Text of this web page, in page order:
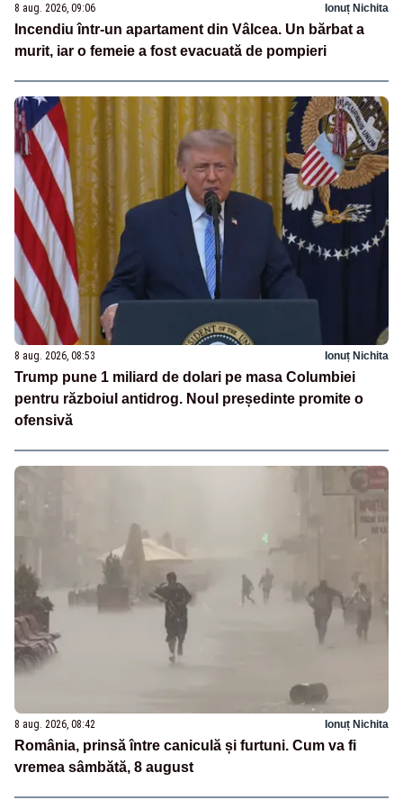
8 aug. 2026, 09:06 Ionuț Nichita
Incendiu într-un apartament din Vâlcea. Un bărbat a
murit, iar o femeie a fost evacuată de pompieri
8 aug. 2026, 08:53 Ionuț Nichita
Trump pune 1 miliard de dolari pe masa Columbiei
pentru războiul antidrog. Noul președinte promite o
ofensivă
8 aug. 2026, 08:42 Ionuț Nichita
România, prinsă între caniculă și furtuni. Cum va fi
vremea sâmbătă, 8 august